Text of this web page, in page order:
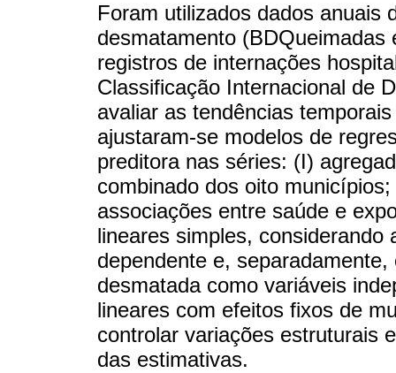
Foram utilizados dados anuais
desmatamento
registros de internações
Classificação Internacional de
avaliar as tendências
ajustaram-se modelos de
preditora nas séries: (I)
combinado dos oito
associações entre saúde e
lineares simples, considerando
dependente e,
desmatada como variáveis
lineares com efeitos fixos de
controlar variações estruturais
das estimativas.